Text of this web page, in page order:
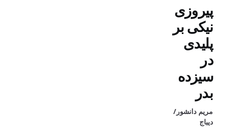
پیروزی
نیکی بر
پلیدی
در
سیزده
بدر
مریم دانشور/
دیباج